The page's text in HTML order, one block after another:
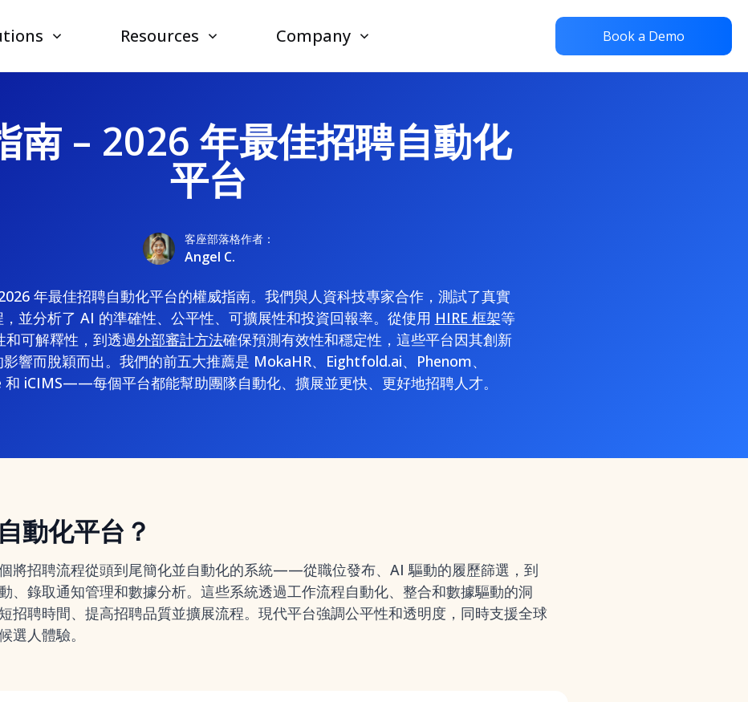
Resources Company Book a Demo
南 – 2026 年最佳招聘自動化
平台
客座部落格作者：
Angel C.
年最佳招聘自動化平台的權威指南。我們與人資科技專家合作，測試了真實
並分析了 AI 的準確性、公平性、可擴展性和投資回報率。從使用 HIRE 框架等
和可解釋性，到透過外部審計方法確保預測有效性和穩定性，這些平台因其創新
響而脫穎而出。我們的前五大推薦是 MokaHR、Eightfold.ai、Phenom、
和 iCIMS——每個平台都能幫助團隊自動化、擴展並更快、更好地招聘人才。
動化平台？
將招聘流程從頭到尾簡化並自動化的系統——從職位發布、AI 驅動的履歷篩選，到
、錄取通知管理和數據分析。這些系統透過工作流程自動化、整合和數據驅動的洞
招聘時間、提高招聘品質並擴展流程。現代平台強調公平性和透明度，同時支援全球
選人體驗。